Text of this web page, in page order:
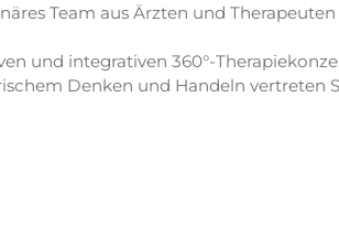
Team aus Ärzten und
und integrativen 360°-
Denken und Handeln vertreten